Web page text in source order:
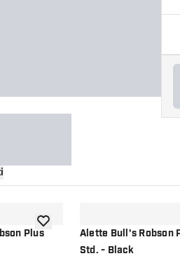
Plusaggiungi alla lista dei desideri
Alette Bull's Robson
Std. - Black